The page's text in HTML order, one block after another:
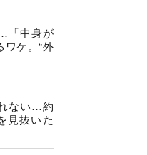
「中身が
ワケ。“外
ない…約
見抜いた